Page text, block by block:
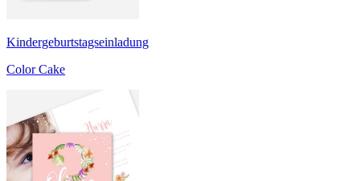
Kindergeburtstagseinladung
Color Cake